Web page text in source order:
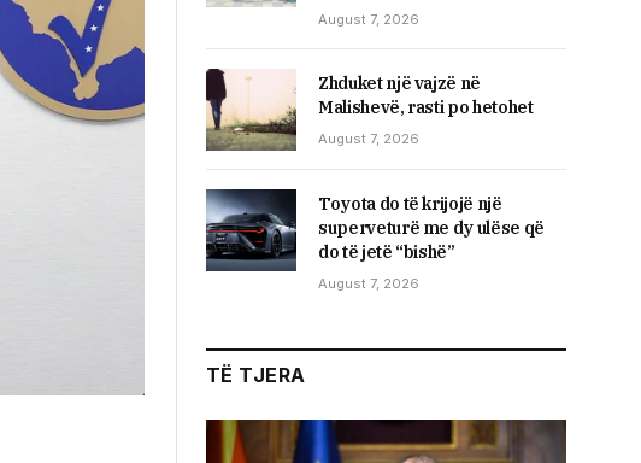
August 7, 2026
Zhduket një vajzë në
Malishevë, rasti po hetohet
August 7, 2026
Toyota do të krijojë një
superveturë me dy ulëse që
do të jetë “bishë”
August 7, 2026
TË TJERA